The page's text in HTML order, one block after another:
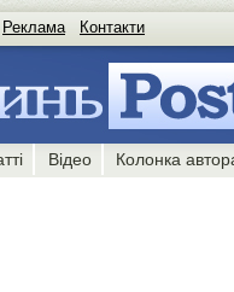
Реклама Контакти
Відео Колонка